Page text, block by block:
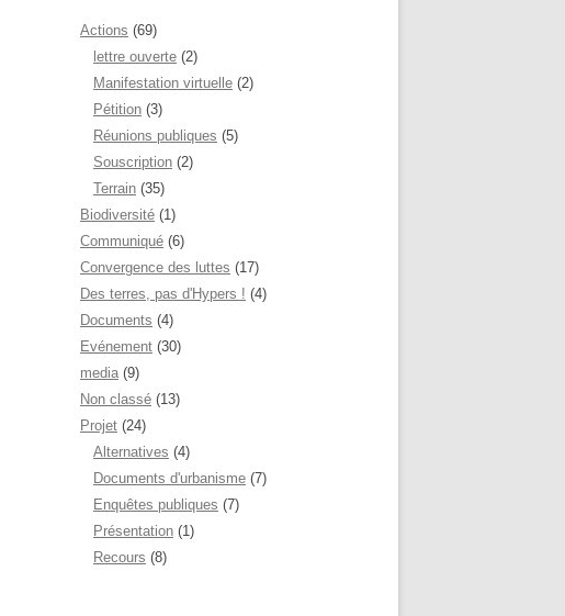
Actions (69)
lettre ouverte (2)
Manifestation virtuelle (2)
Pétition (3)
Réunions publiques (5)
Souscription (2)
Terrain (35)
Biodiversité (1)
Communiqué (6)
Convergence des luttes (17)
Des terres, pas d'Hypers ! (4)
Documents (4)
Evénement (30)
media (9)
Non classé (13)
Projet (24)
Alternatives (4)
Documents d'urbanisme (7)
Enquêtes publiques (7)
Présentation (1)
Recours (8)